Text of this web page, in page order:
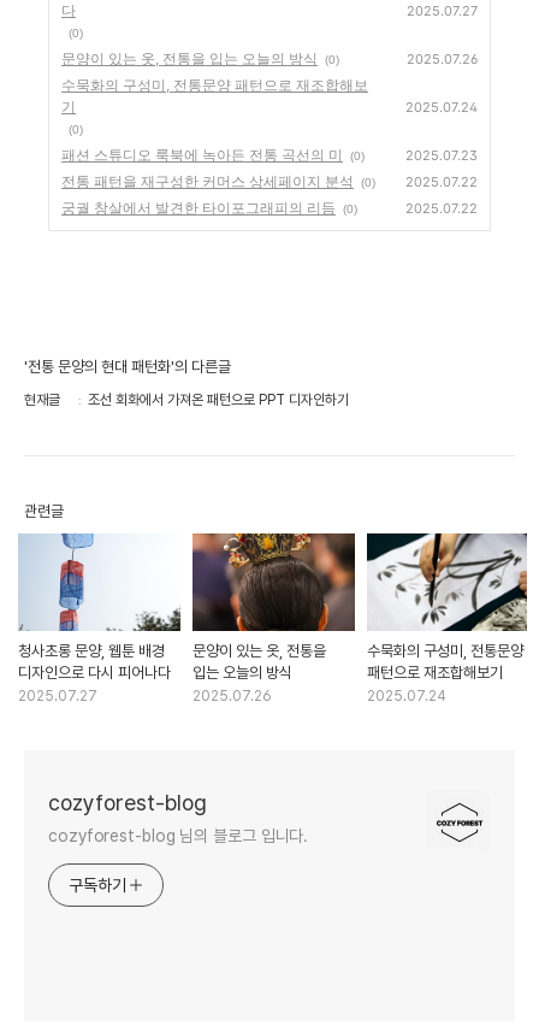
다
(0)
2025.07.27
문양이 있는 옷, 전통을 입는 오늘의 방식 (0) 2025.07.26
수묵화의 구성미, 전통문양 패턴으로 재조합해보
기
(0)
2025.07.24
패션 스튜디오 룩북에 녹아든 전통 곡선의 미 (0) 2025.07.23
전통 패턴을 재구성한 커머스 상세페이지 분석 (0) 2025.07.22
궁궐 창살에서 발견한 타이포그래피의 리듬 (0) 2025.07.22
'전통 문양의 현대 패턴화'의 다른글
현재글 조선 회화에서 가져온 패턴으로 PPT 디자인하기
관련글
청사초롱 문양, 웹툰 배경
디자인으로 다시 피어나다
2025.07.27
문양이 있는 옷, 전통을
입는 오늘의 방식
2025.07.26
수묵화의 구성미, 전통문양
패턴으로 재조합해보기
2025.07.24
cozyforest-blog
cozyforest-blog 님의 블로그 입니다.
구독하기